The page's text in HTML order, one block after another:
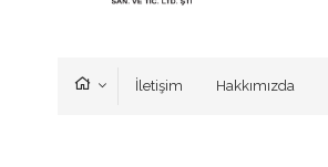
İletişim Hakkımızda